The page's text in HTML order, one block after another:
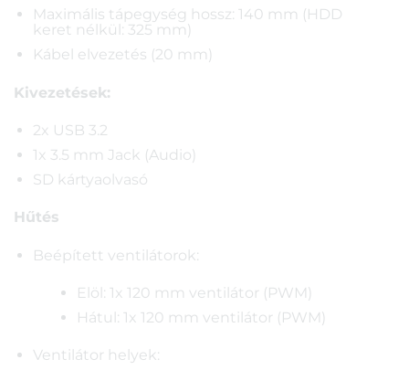
Maximális tápegység hossz: 140 mm (HDD
keret nélkül: 325 mm)
Kábel elvezetés (20 mm)
Kivezetések:
2x USB 3.2
1x 3.5 mm Jack (Audio)
SD kártyaolvasó
Hűtés
Beépített ventilátorok:
Elöl: 1x 120 mm ventilátor (PWM)
Hátul: 1x 120 mm ventilátor (PWM)
Ventilátor helyek: